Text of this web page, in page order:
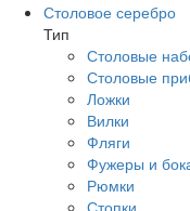
Столовое серебро
Тип
Столовые
Столовые
Ложки
Вилки
Фляги
Фужеры и
Рюмки
Стопки